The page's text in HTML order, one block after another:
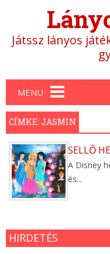
Játssz lányos
Main menu
MENU
CÍMKE: JASMIN
SELLŐ
A Disney
és...
HIRDETÉS